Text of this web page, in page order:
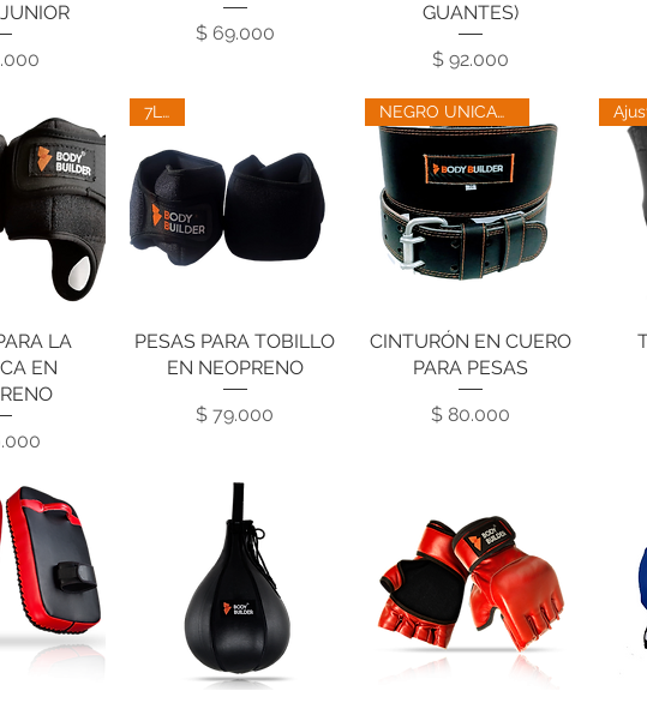
Precio
$ 69.000
GUANTES)
Precio
$ 92.000
LA
EN
Vista rápida
7LBS
PESAS PARA TOBILLO
EN NEOPRENO
Precio
$ 79.000
Vista rápida
NEGRO UNICAMENTE
CINTURÓN EN CUERO
PARA PESAS
Precio
$ 80.000